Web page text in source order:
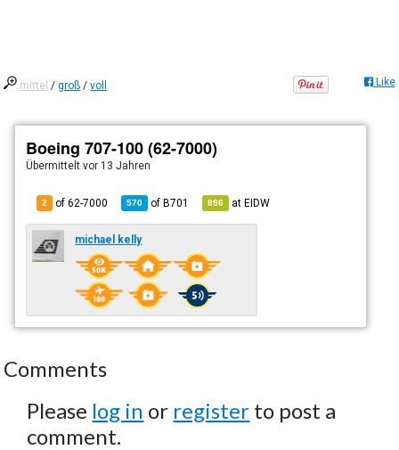
mittel /groß /voll Like
Boeing 707-100 (62-7000)
Übermitteltvor 13 Jahren
2 of 62-7000 570 ofB701 896 atEIDW
michael kelly
Comments
Please log in or register to post a
comment.